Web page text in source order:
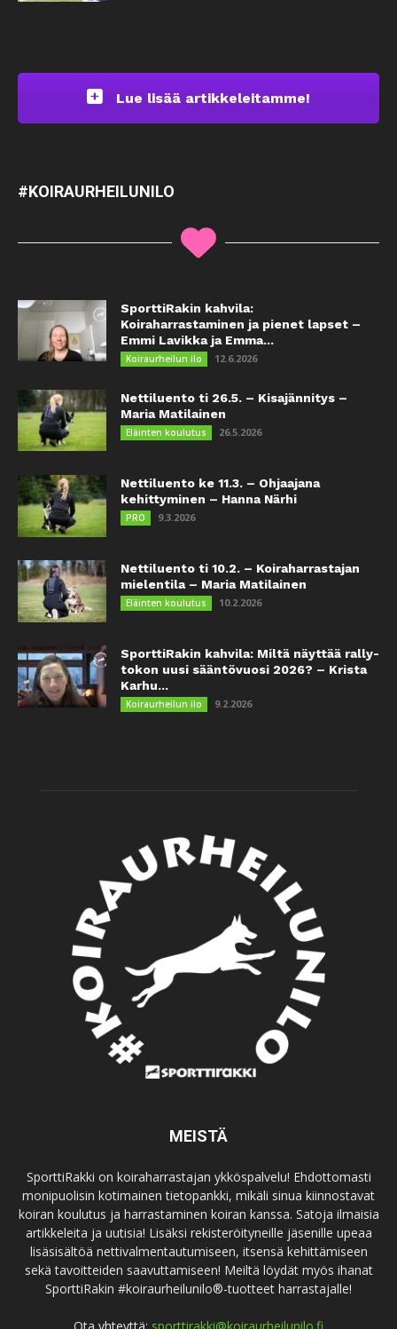
Lue lisää artikkeleitamme!
#KOIRAURHEILUNILO
SporttiRakin kahvila:
Koiraharrastaminen ja pienet lapset –
Emmi Lavikka ja Emma...
Koiraurheilun ilo 12.6.2026
Nettiluento ti 26.5. – Kisajännitys –
Maria Matilainen
Eläinten koulutus 26.5.2026
Nettiluento ke 11.3. – Ohjaajana
kehittyminen – Hanna Närhi
PRO 9.3.2026
Nettiluento ti 10.2. – Koiraharrastajan
mielentila – Maria Matilainen
Eläinten koulutus 10.2.2026
SporttiRakin kahvila: Miltä näyttää rally-
tokon uusi sääntövuosi 2026? – Krista
Karhu...
Koiraurheilun ilo 9.2.2026
MEISTÄ
SporttiRakki on koiraharrastajan ykköspalvelu! Ehdottomasti
monipuolisin kotimainen tietopankki, mikäli sinua kiinnostavat
koiran koulutus ja harrastaminen koiran kanssa. Satoja ilmaisia
artikkeleita ja uutisia! Lisäksi rekisteröityneille jäsenille upeaa
lisäsisältöä nettivalmentautumiseen, itsensä kehittämiseen
sekä tavoitteiden saavuttamiseen! Meiltä löydät myös ihanat
SporttiRakin #koiraurheilunilo®-tuotteet harrastajalle!